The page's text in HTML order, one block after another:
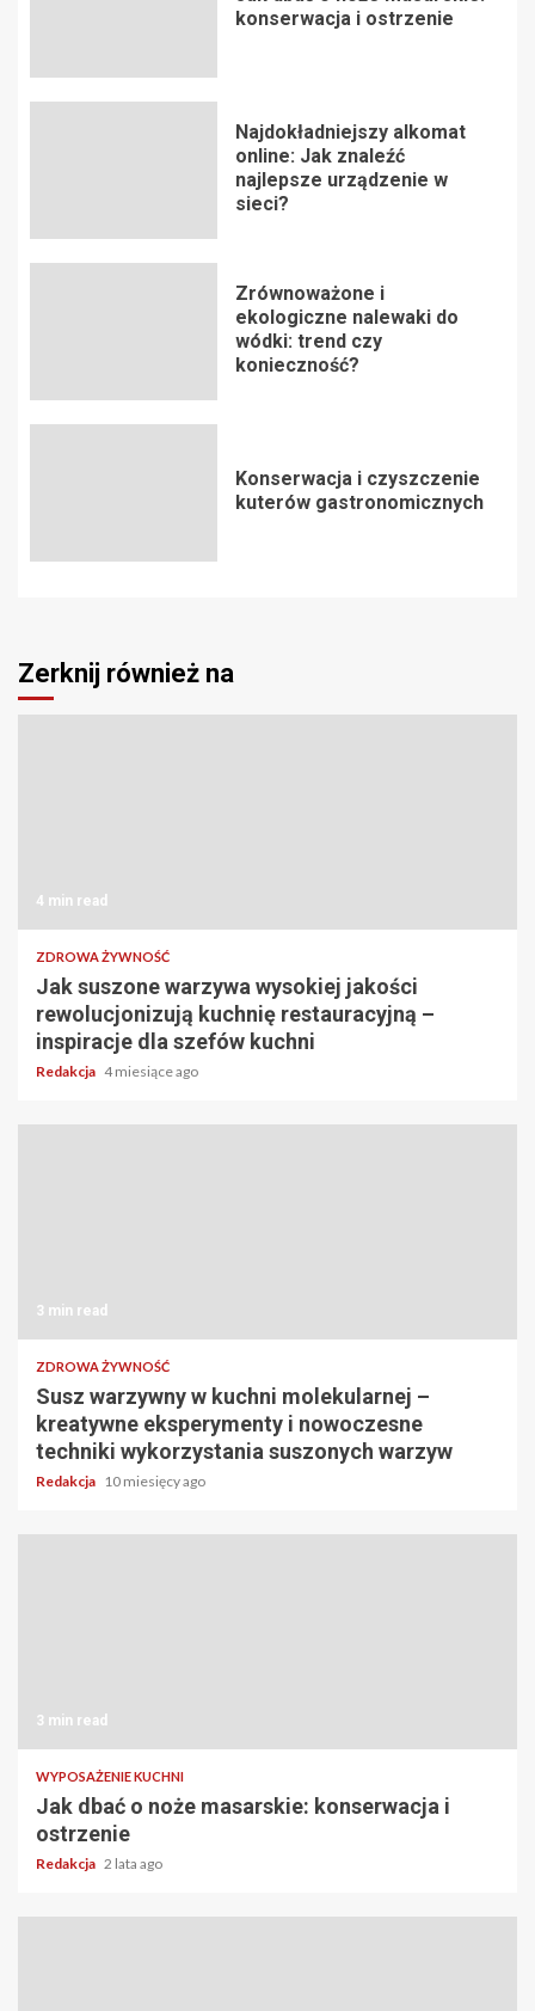
konserwacja i ostrzenie
Najdokładniejszy alkomat
online: Jak znaleźć
najlepsze urządzenie w
sieci?
Zrównoważone i
ekologiczne nalewaki do
wódki: trend czy
konieczność?
Konserwacja i czyszczenie
kuterów gastronomicznych
Zerknij również na
4 min read
ZDROWA ŻYWNOŚĆ
Jak suszone warzywa wysokiej jakości
rewolucjonizują kuchnię restauracyjną –
inspiracje dla szefów kuchni
Redakcja 4 miesiące ago
3 min read
ZDROWA ŻYWNOŚĆ
Susz warzywny w kuchni molekularnej –
kreatywne eksperymenty i nowoczesne
techniki wykorzystania suszonych warzyw
Redakcja 10 miesięcy ago
3 min read
WYPOSAŻENIE KUCHNI
Jak dbać o noże masarskie: konserwacja i
ostrzenie
Redakcja 2 lata ago